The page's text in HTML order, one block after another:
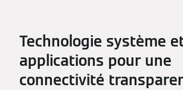
Technologie système
applications pour une
connectivité